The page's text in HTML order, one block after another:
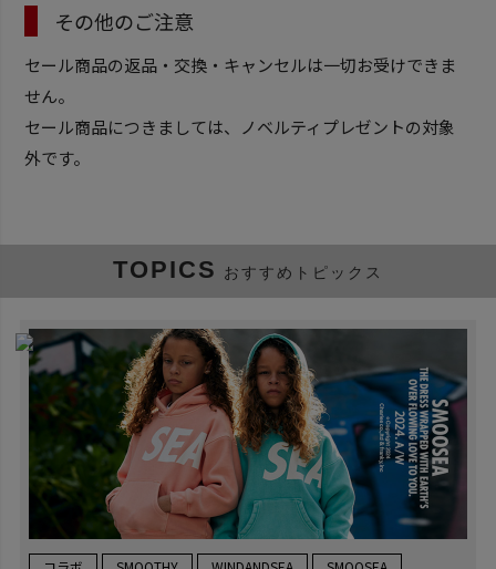
その他のご注意
セール商品の返品・交換・キャンセルは一切お受けできま
せん。
セール商品につきましては、ノベルティプレゼントの対象
外です。
TOPICS おすすめトピックス